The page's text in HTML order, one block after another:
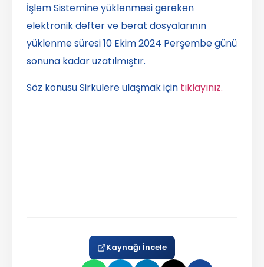
İşlem Sistemine yüklenmesi gereken
elektronik defter ve berat dosyalarının
yüklenme süresi 10 Ekim 2024 Perşembe günü
sonuna kadar uzatılmıştır.
Söz konusu Sirkülere ulaşmak için tıklayınız.
Kaynağı İncele